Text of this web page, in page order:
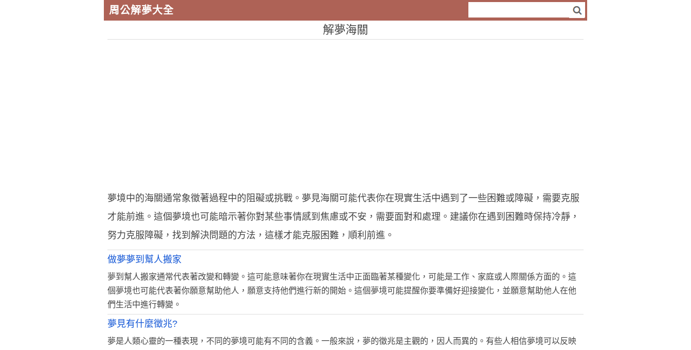
周公解夢大全
解夢海關
夢境中的海關通常象徵著過程中的阻礙或挑戰。夢見海關可能代表你在現實生活中遇到了一些困難或障礙，需要克服
才能前進。這個夢境也可能暗示著你對某些事情感到焦慮或不安，需要面對和處理。建議你在遇到困難時保持冷靜，
努力克服障礙，找到解決問題的方法，這樣才能克服困難，順利前進。
做夢夢到幫人搬家
夢到幫人搬家通常代表著改變和轉變。這可能意味著你在現實生活中正面臨著某種變化，可能是工作、家庭或人際關係方面的。這
個夢境也可能代表著你願意幫助他人，願意支持他們進行新的開始。這個夢境可能提醒你要準備好迎接變化，並願意幫助他人在他
們生活中進行轉變。
夢見有什麼徵兆?
夢是人類心靈的一種表現，不同的夢境可能有不同的含義。一般來說，夢的徵兆是主觀的，因人而異的。有些人相信夢境可以反映